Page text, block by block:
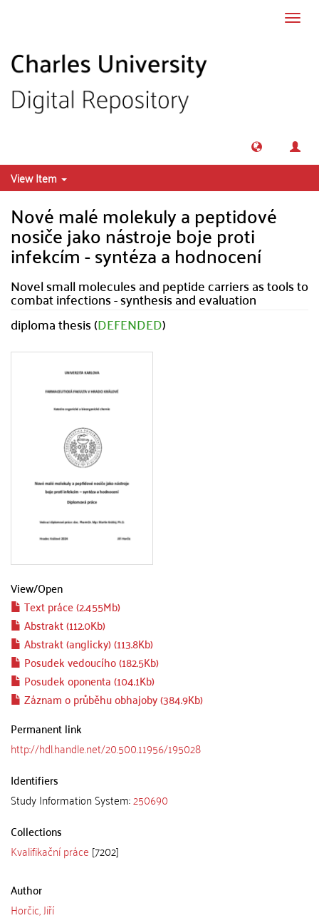
View Item
Nové malé molekuly a peptidové
nosiče jako nástroje boje proti
infekcím - syntéza a hodnocení
Novel small molecules and peptide carriers as tools to
combat infections - synthesis and evaluation
diploma thesis (DEFENDED)
View/Open
Text práce (2.455Mb)
Abstrakt (112.0Kb)
Abstrakt (anglicky) (113.8Kb)
Posudek vedoucího (182.5Kb)
Posudek oponenta (104.1Kb)
Záznam o průběhu obhajoby (384.9Kb)
Permanent link
http://hdl.handle.net/20.500.11956/195028
Identifiers
Study Information System:250690
Collections
Kvalifikační práce [7202]
Author
Horčic, Jiří